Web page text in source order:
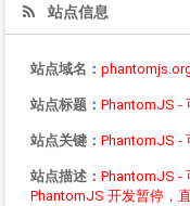
站点信息
站点域名：
站点标题： PhantomJS -
站点关键： PhantomJS -
站点描述： PhantomJS -
PhantomJS 开发暂停，